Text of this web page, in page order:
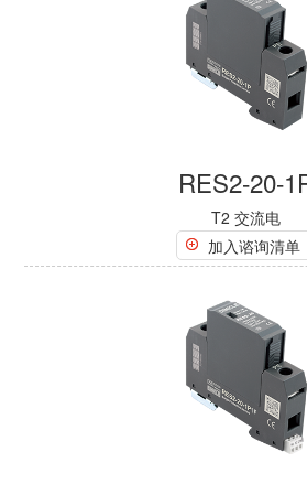
RES2-20-
T2 交流电
加入谘询清单